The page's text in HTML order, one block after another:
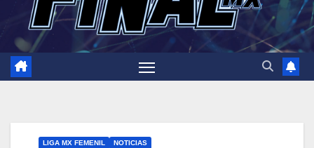
LIGA MX FEMENIL NOTICIAS